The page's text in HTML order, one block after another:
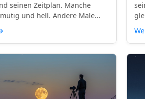
seinen Zeitplan. Manche
und hell. Andere Male...